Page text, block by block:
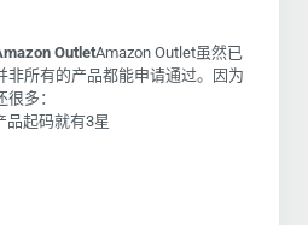
OutletAmazon Outlet虽然已
非所有的产品都能申请通过。因为
多：
品起码就有3星